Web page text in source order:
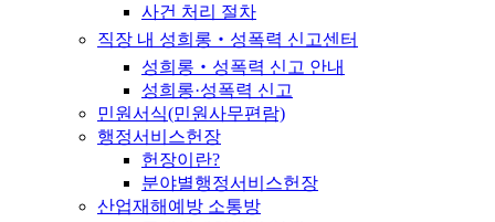
사건 처리 절차
직장 내 성희롱‧성폭력 신고센터
성희롱‧성폭력 신고 안내
성희롱·성폭력 신고
민원서식(민원사무편람)
행정서비스헌장
헌장이란?
분야별행정서비스헌장
산업재해예방 소통방